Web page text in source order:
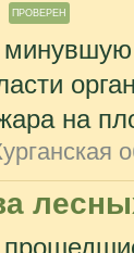
ПРОВЕРЕН
на